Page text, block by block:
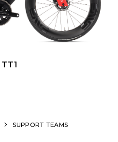
TT1
SUPPORT TEAMS